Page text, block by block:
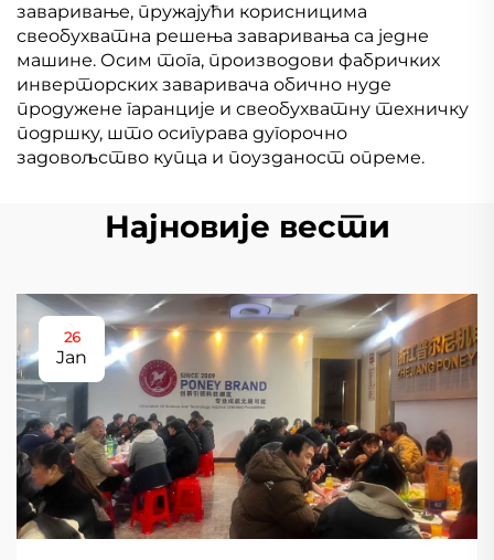
заваривање, пружајући корисницима
свеобухватна решења заваривања са једне
машине. Осим тога, производови фабричких
инверторских заваривача обично нуде
продужене гаранције и свеобухватну техничку
подршку, што осигурава дугорочно
задовољство купца и поузданост опреме.
Најновије вести
26
Jan